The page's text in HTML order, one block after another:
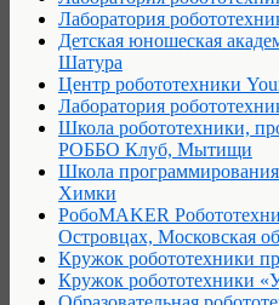
Лаборатория
Детская юношеская
Шатура
Центр робототехники
Лаборатория
Школа робототехники,
РОББО Клуб, Мытищи
Школа
Химки
РобоMAKER
Островцах, Московская
Кружок робототехники
Кружок робототехники